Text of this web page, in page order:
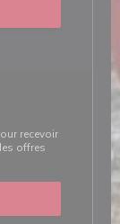
recevoir
offres